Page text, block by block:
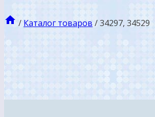
/ Каталог товаров /34297, 34529